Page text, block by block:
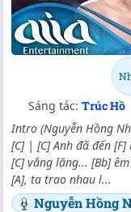
Sáng tác: Trúc Hồ
Intro (Nguyễn Hồng
[C] | [C] Anh đã đến
[C] vắng lặng... [Bb]
[A], ta trao nhau l...
Nguyễn Hồng